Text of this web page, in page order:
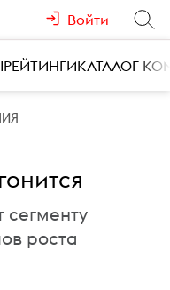
Войти
РЕЙТИНГИКАТАЛОГ
сегменту
роста